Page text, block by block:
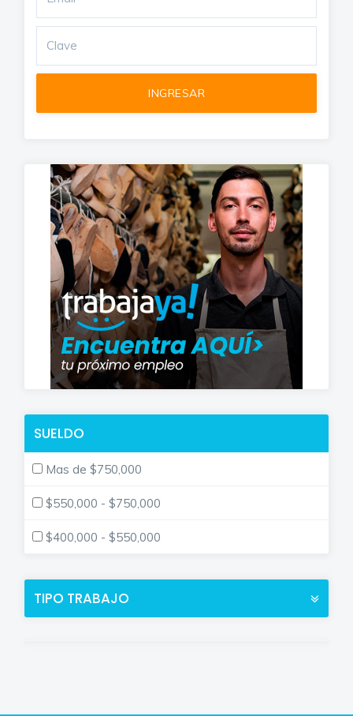
SUELDO
Mas de $750,000
$550,000 - $750,000
$400,000 - $550,000
TIPO TRABAJO